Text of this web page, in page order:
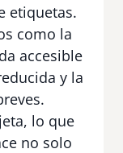
etiquetas.
como la
accesible
y la
lo que
no solo